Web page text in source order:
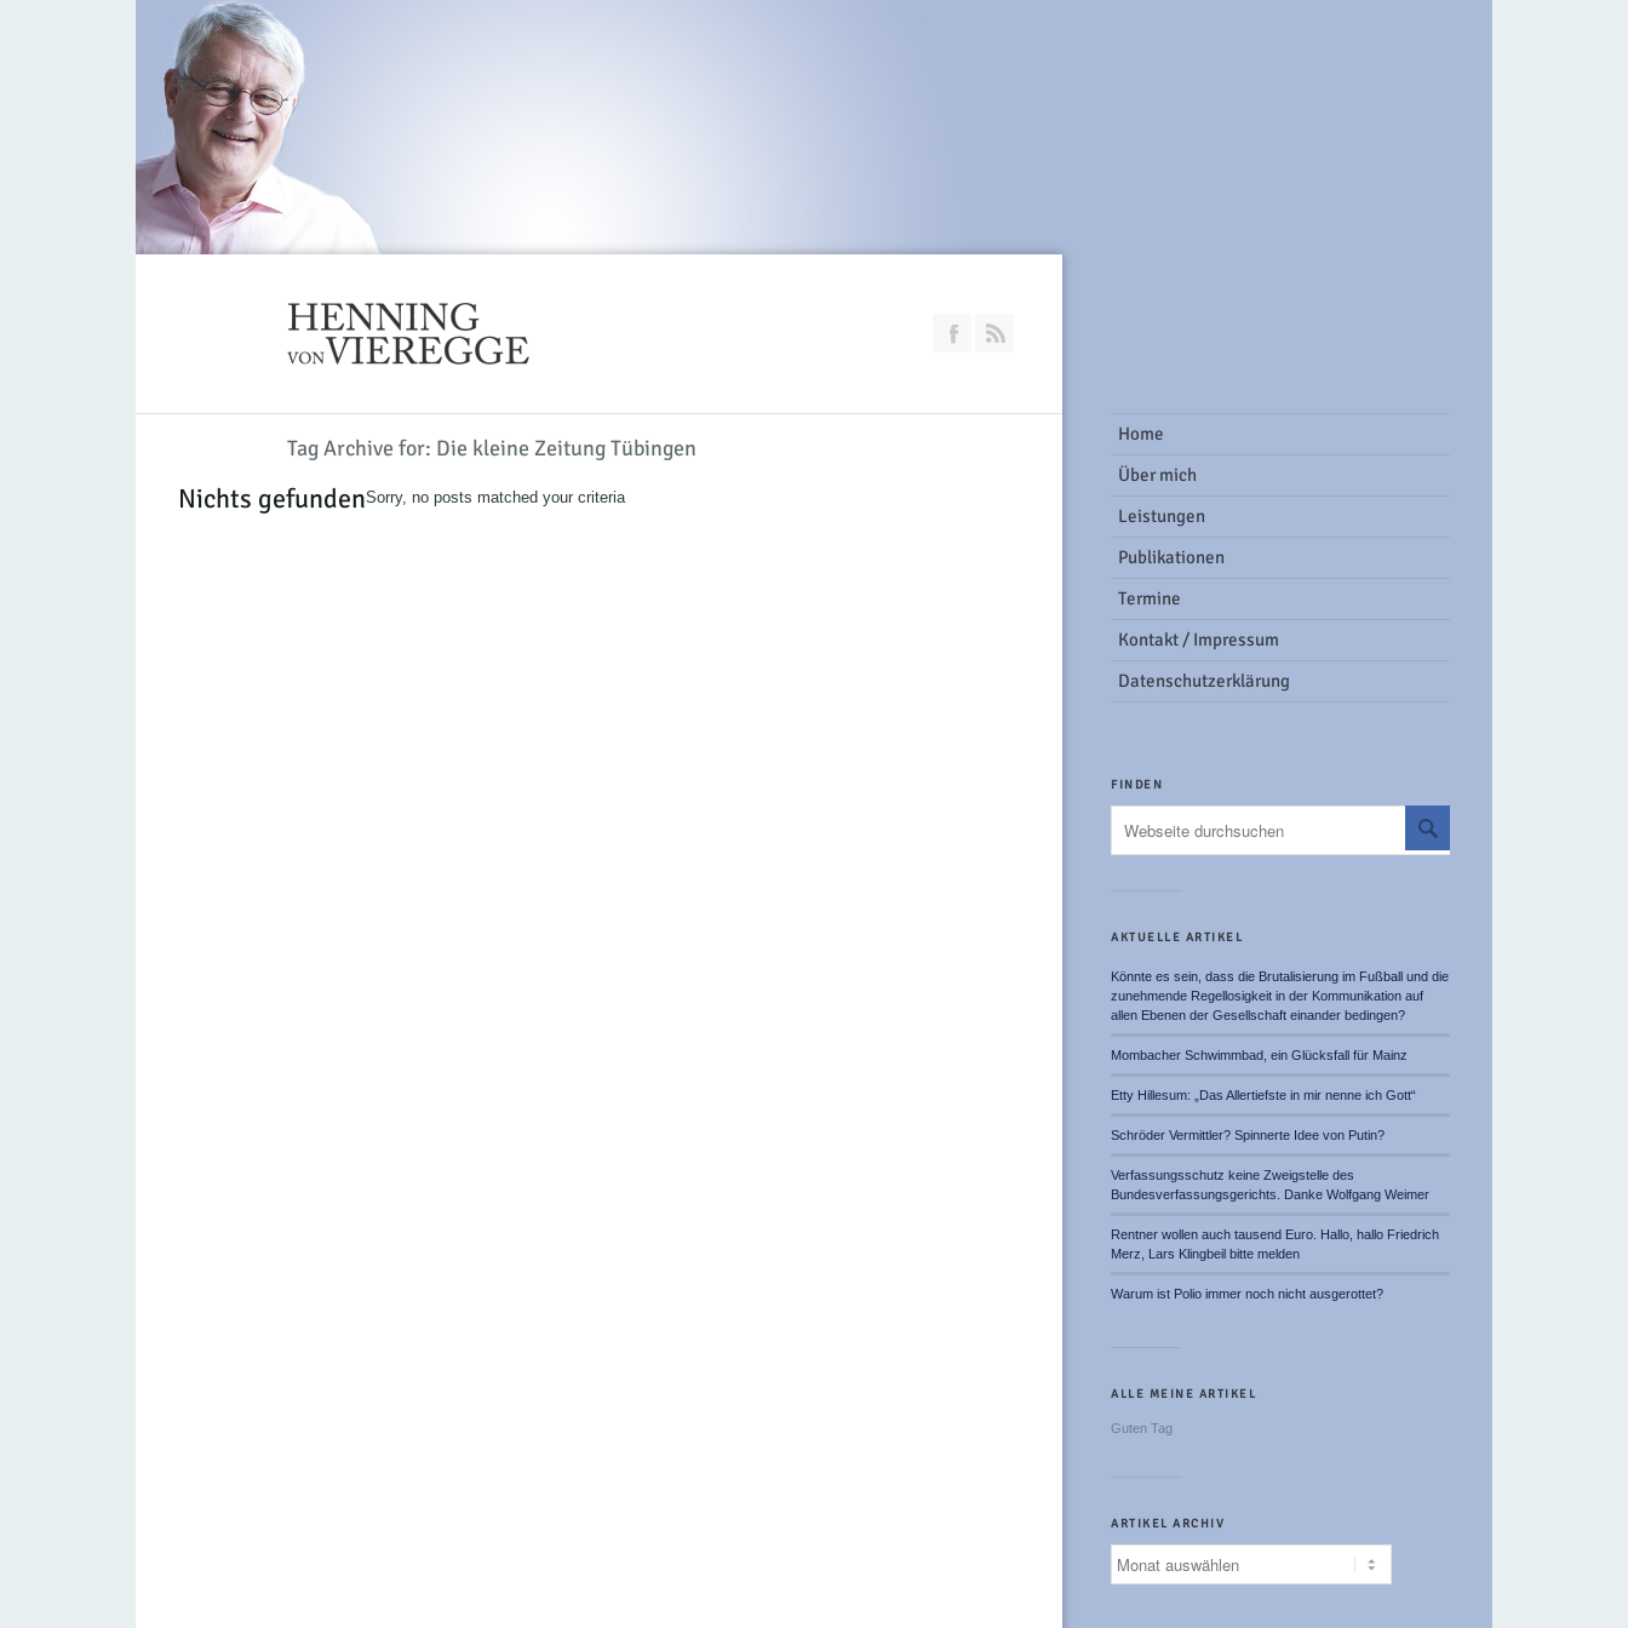
Join our Facebook Group
Tag Archive for: Die kleine Zeitung Tübingen
Nichts gefundenSorry, no posts matched your criteria
Home
Über mich
Leistungen
Publikationen
Termine
Kontakt / Impressum
Datenschutzerklärung
FINDEN
AKTUELLE ARTIKEL
Könnte es sein, dass die Brutalisierung im Fußball und die
zunehmende Regellosigkeit in der Kommunikation auf
allen Ebenen der Gesellschaft einander bedingen?
Mombacher Schwimmbad, ein Glücksfall für Mainz
Etty Hillesum: „Das Allertiefste in mir nenne ich Gott“
Schröder Vermittler? Spinnerte Idee von Putin?
Verfassungsschutz keine Zweigstelle des
Bundesverfassungsgerichts. Danke Wolfgang Weimer
Rentner wollen auch tausend Euro. Hallo, hallo Friedrich
Merz, Lars Klingbeil bitte melden
Warum ist Polio immer noch nicht ausgerottet?
ALLE MEINE ARTIKEL
Guten Tag
ARTIKEL ARCHIV
Artikel
Archiv